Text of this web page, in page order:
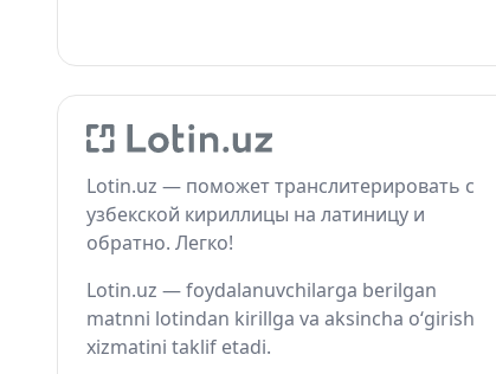
Lotin.uz — поможет транслитерировать с
узбекской кириллицы на латиницу и
обратно. Легко!
Lotin.uz — foydalanuvchilarga berilgan
matnni lotindan kirillga va aksincha o‘girish
xizmatini taklif etadi.